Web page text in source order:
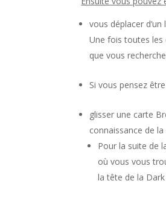
vous déplacer
Une fois toutes les
que vous
Si vous pensez
glisser une carte
connaissance de
Pour la suite de
où vous vous
la tête de la Dark